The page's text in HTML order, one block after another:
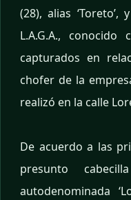
(28), alias
L.A.G.A., conocido
capturados en
chofer de la
realizó en la calle
De acuerdo a las
presunto
autodenominada